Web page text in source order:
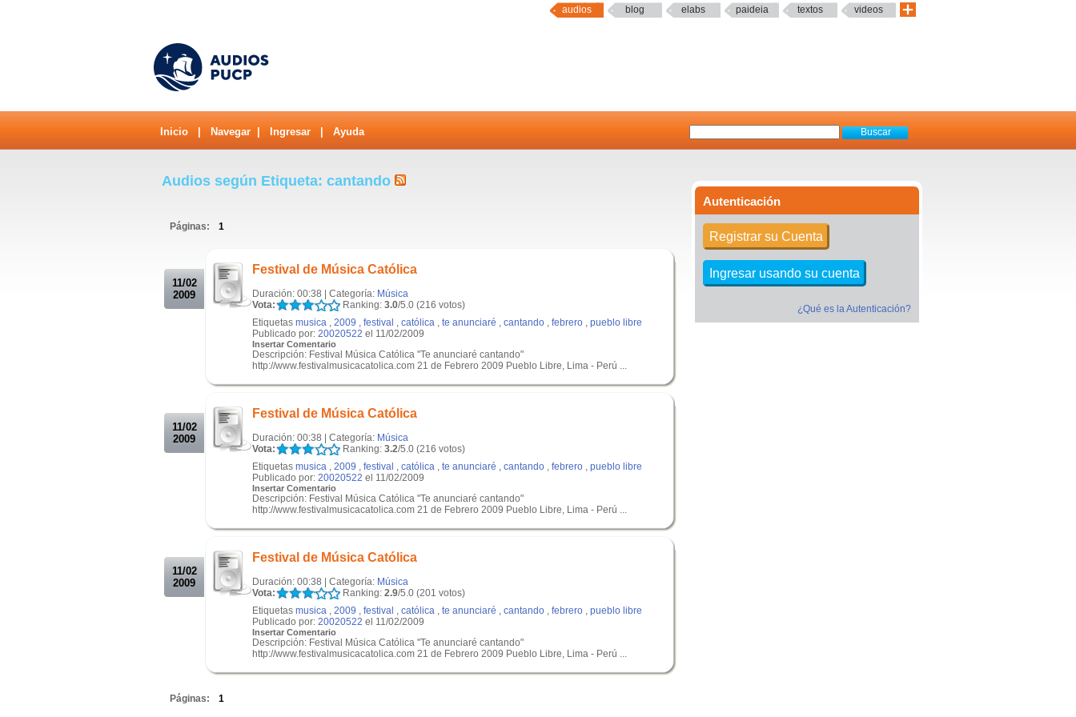
audios blog elabs paideia textos videos
Inicio Navegar Ingresar Ayuda
Autenticación
Registrar su Cuenta
Ingresar usando su cuenta
¿Qué es la Autenticación?
Audios según Etiqueta: cantando
Páginas: 1
11/02
2009
Festival de Música Católica
Duración: 00:38 | Categoría: Música
Vota:
Ranking: 3.0/5.0 (216 votos)
Etiquetas musica , 2009 , festival , católica , te anunciaré , cantando , febrero , pueblo libre
Publicado por: 20020522 el 11/02/2009
Insertar Comentario
Descripción: Festival Música Católica "Te anunciaré cantando"
http://www.festivalmusicacatolica.com 21 de Febrero 2009 Pueblo Libre, Lima - Perú ...
11/02
2009
Festival de Música Católica
Duración: 00:38 | Categoría: Música
Vota:
Ranking: 3.2/5.0 (216 votos)
Etiquetas musica , 2009 , festival , católica , te anunciaré , cantando , febrero , pueblo libre
Publicado por: 20020522 el 11/02/2009
Insertar Comentario
Descripción: Festival Música Católica "Te anunciaré cantando"
http://www.festivalmusicacatolica.com 21 de Febrero 2009 Pueblo Libre, Lima - Perú ...
11/02
2009
Festival de Música Católica
Duración: 00:38 | Categoría: Música
Vota:
Ranking: 2.9/5.0 (201 votos)
Etiquetas musica , 2009 , festival , católica , te anunciaré , cantando , febrero , pueblo libre
Publicado por: 20020522 el 11/02/2009
Insertar Comentario
Descripción: Festival Música Católica "Te anunciaré cantando"
http://www.festivalmusicacatolica.com 21 de Febrero 2009 Pueblo Libre, Lima - Perú ...
Páginas: 1